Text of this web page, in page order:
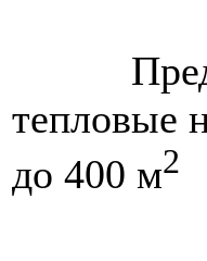
тепловые
до 400 м2